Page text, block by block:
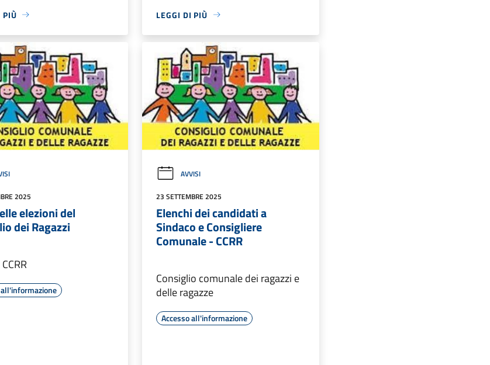
PIÙ LEGGI DI PIÙ
2025
elezioni del
dei Ragazzi
AVVISI
23 SETTEMBRE 2025
Elenchi dei candidati a
Sindaco e Consigliere
Comunale - CCRR
Consiglio comunale dei ragazzi e
delle ragazze
Accesso all'informazione